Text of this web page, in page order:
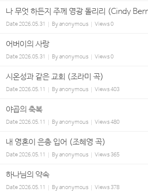
나 무엇 하든지 주께 영광 돌리리 (Cindy
Date2026.05.31 Byanonymous Views0
어버이의 사랑
Date2026.05.31 Byanonymous Views0
시온성과 같은 교회 (조라미 곡)
Date2026.05.11 Byanonymous Views403
야곱의 축복
Date2026.05.11 Byanonymous Views480
내 영혼이 은총 입어 (조혜영 곡)
Date2026.05.11 Byanonymous Views365
하나님의 약속
Date2026.05.11 Byanonymous Views378